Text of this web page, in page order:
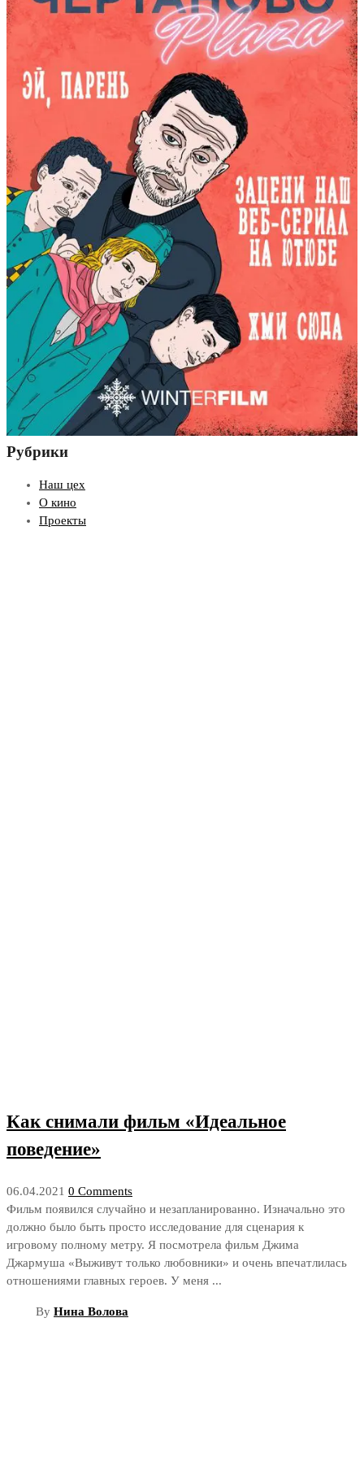
Рубрики
Наш цех
О кино
Проекты
Как снимали фильм «Идеальное
поведение»
06.04.2021 0 Comments
Фильм появился случайно и незапланированно. Изначально это
должно было быть просто исследование для сценария к
игровому полному метру. Я посмотрела фильм Джима
Джармуша «Выживут только любовники» и очень впечатлилась
отношениями главных героев. У меня ...
By Нина Волова